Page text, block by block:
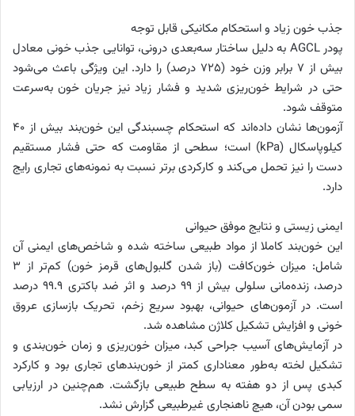
جذب خون زیاد و استحکام مکانیکی قابل توجه
پودر AGCL به دلیل ساختار سه‌بعدی درونی، توانایی جذب خونی معادل
بیش از ۷ برابر وزن خود (۷۲۵ درصد) را دارد. این ویژگی باعث می‌شود
حتی در شرایط خون‌ریزی شدید و فشار زیاد نیز جریان خون به‌سرعت
متوقف شود.
آزمون‌ها نشان داده‌اند که استحکام چسبندگی این خون‌بند‌ بیش از ۴۰
کیلوپاسکال (kPa) است؛ سطحی از مقاومت که حتی فشار مستقیم
دست را نیز تحمل می‌کند و کارکردی برتر نسبت به نمونه‌های تجاری رایج
دارد.
ایمنی زیستی و نتایج موفق حیوانی
این خون‌بند‌ کاملا از مواد طبیعی ساخته شده و شاخص‌های ایمنی آن
شامل: میزان خون‌کافت (باز شدن گلبول‌های قرمز خون) کم‌تر از ۳
درصد، زنده‌مانی سلولی بیش از ۹۹ درصد و اثر ضد باکتری ۹۹.۹ درصد
است. در آزمون‌های حیوانی، بهبود سریع زخم، تحریک بازسازی عروق
خونی و افزایش تشکیل کلاژن مشاهده شد.
در آزمایش‌های آسیب جراحی کبد، میزان خون‌ریزی و زمان خون‌بندی و
تشکیل لخته به‌طور معناداری کمتر از خون‌بند‌های تجاری بود و کارکرد
کبدی پس از دو هفته به سطح طبیعی بازگشت. هم‌چنین در ارزیابی
سمی بودن آن، هیچ ناهنجاری غیرطبیعی گزارش نشد.